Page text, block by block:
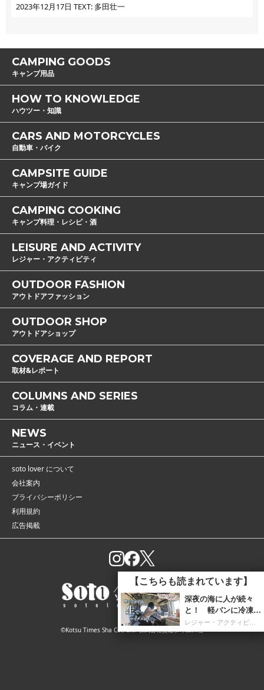
【こちらも読まれています】
深夜の海に人が続々
と！ 軽バンに冷凍庫
を携え「朝4時までホ
タルイカ掬い」の奮闘
2023年12月17日 TEXT: 多田壮一
CAMPING GOODS
キャンプ用品
HOW TO KNOWLEDGE
ハウツー・知識
CARS AND MOTORCYCLES
自動車・バイク
CAMPSITE GUIDE
キャンプ場ガイド
CAMPING COOKING
キャンプ料理・レシピ・酒
LEISURE AND ACTIVITY
レジャー・アクティビティ
OUTDOOR FASHION
アウトドアファッション
OUTDOOR SHOP
アウトドアショップ
COVERAGE AND REPORT
取材&レポート
COLUMNS AND SERIES
コラム・連載
NEWS
ニュース・イベント
soto lover について
会社案内
プライバシーポリシー
利用規約
広告掲載
©Kotsu Times Sha Co., Ltd. 株式会社交通タイムス社